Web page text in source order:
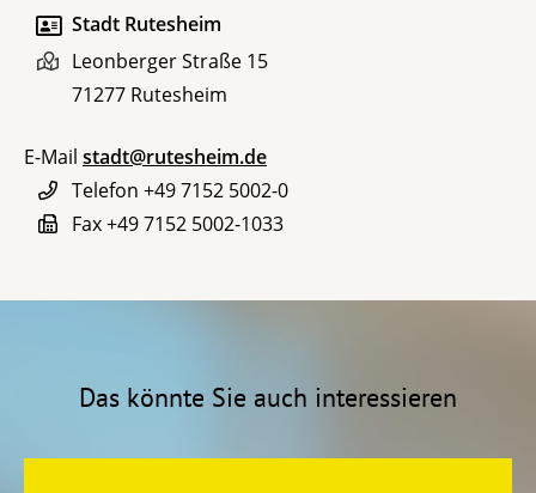
Stadt Rutesheim
Leonberger Straße 15
71277 Rutesheim
E-Mail stadt@rutesheim.de
Telefon +49 7152 5002-0
Fax+49 7152 5002-1033
Das könnte Sie auch interessieren